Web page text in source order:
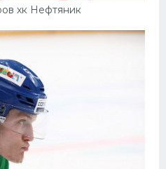
хк Нефтяник